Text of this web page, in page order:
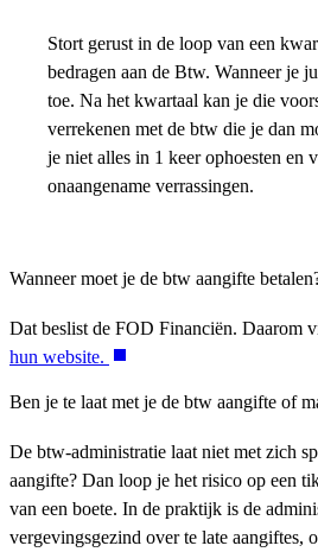
Stort gerust in de loop van een
bedragen aan de Btw. Wanneer je
toe. Na het kwartaal kan je die
verrekenen met de btw die je dan
je niet alles in 1 keer ophoesten en
onaangename verrassingen.
Wanneer moet je de btw aangifte
Dat beslist de FOD Financiën. Daarom
hun website.
Ben je te laat met je de btw aangifte of
De btw-administratie laat niet met zich
aangifte? Dan loop je het risico op een
van een boete. In de praktijk is de
vergevingsgezind over te late aangiftes,